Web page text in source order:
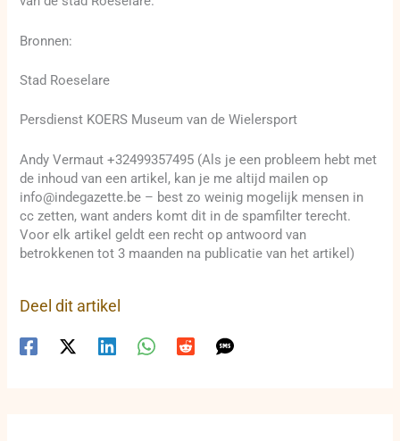
Bronnen:
Stad Roeselare
Persdienst KOERS Museum van de Wielersport
Andy Vermaut +32499357495 (Als je een probleem hebt met
de inhoud van een artikel, kan je me altijd mailen op
info@indegazette.be – best zo weinig mogelijk mensen in
cc zetten, want anders komt dit in de spamfilter terecht.
Voor elk artikel geldt een recht op antwoord van
betrokkenen tot 3 maanden na publicatie van het artikel)
Deel dit artikel